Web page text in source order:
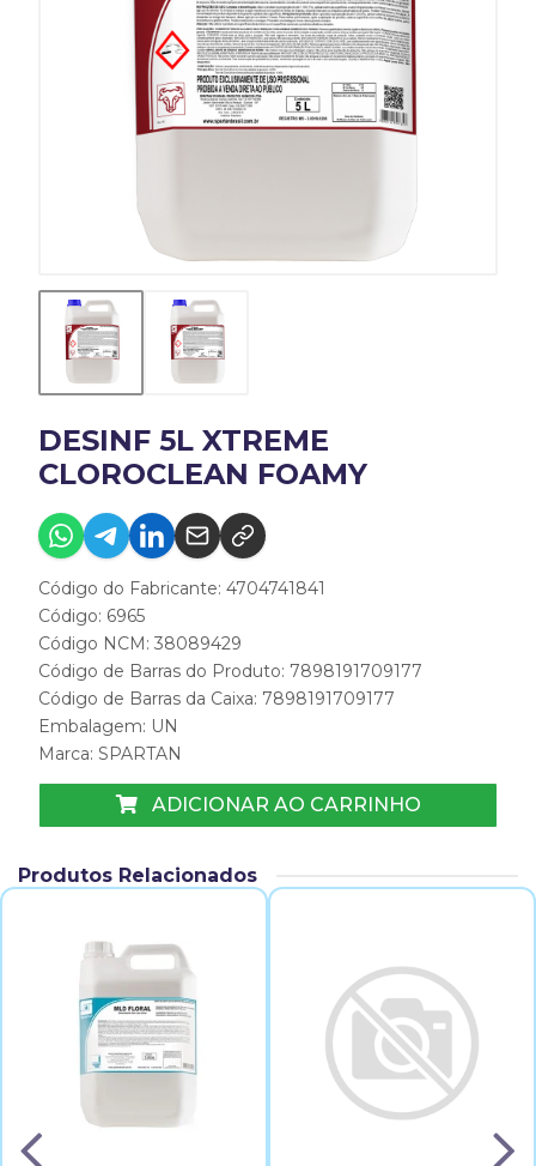
DESINF 5L XTREME
CLOROCLEAN FOAMY
Código do Fabricante: 4704741841
Código: 6965
Código NCM: 38089429
Código de Barras do Produto: 7898191709177
Código de Barras da Caixa: 7898191709177
Embalagem: UN
Marca: SPARTAN
ADICIONAR AO CARRINHO
Produtos Relacionados